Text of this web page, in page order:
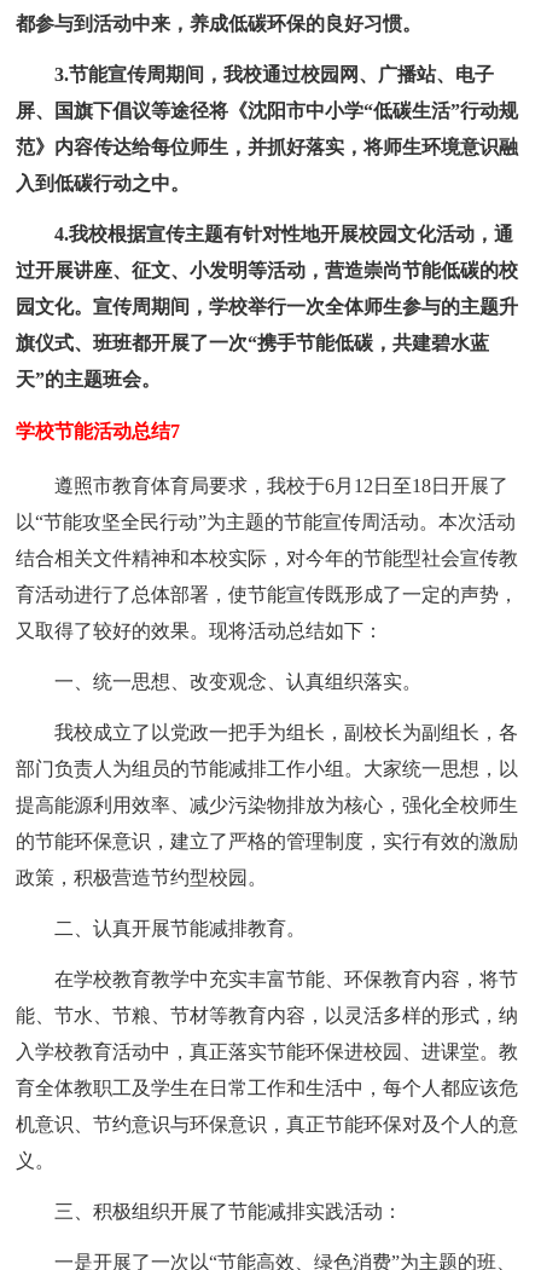
都参与到活动中来，养成低碳环保的良好习惯。
3.节能宣传周期间，我校通过校园网、广播站、电子
屏、国旗下倡议等途径将《沈阳市中小学“低碳生活”行动规
范》内容传达给每位师生，并抓好落实，将师生环境意识融
入到低碳行动之中。
4.我校根据宣传主题有针对性地开展校园文化活动，通
过开展讲座、征文、小发明等活动，营造崇尚节能低碳的校
园文化。宣传周期间，学校举行一次全体师生参与的主题升
旗仪式、班班都开展了一次“携手节能低碳，共建碧水蓝
天”的主题班会。
学校节能活动总结7
遵照市教育体育局要求，我校于6月12日至18日开展了
以“节能攻坚全民行动”为主题的节能宣传周活动。本次活动
结合相关文件精神和本校实际，对今年的节能型社会宣传教
育活动进行了总体部署，使节能宣传既形成了一定的声势，
又取得了较好的效果。现将活动总结如下：
一、统一思想、改变观念、认真组织落实。
我校成立了以党政一把手为组长，副校长为副组长，各
部门负责人为组员的节能减排工作小组。大家统一思想，以
提高能源利用效率、减少污染物排放为核心，强化全校师生
的节能环保意识，建立了严格的管理制度，实行有效的激励
政策，积极营造节约型校园。
二、认真开展节能减排教育。
在学校教育教学中充实丰富节能、环保教育内容，将节
能、节水、节粮、节材等教育内容，以灵活多样的形式，纳
入学校教育活动中，真正落实节能环保进校园、进课堂。教
育全体教职工及学生在日常工作和生活中，每个人都应该危
机意识、节约意识与环保意识，真正节能环保对及个人的意
义。
三、积极组织开展了节能减排实践活动：
一是开展了一次以“节能高效、绿色消费”为主题的班、